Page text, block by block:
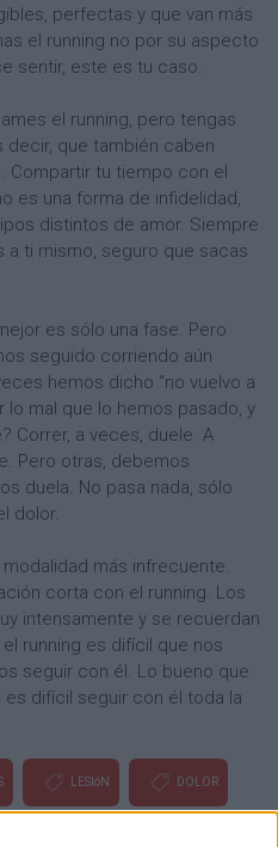
perfectas y que van más
el running no por su aspecto
sentir, este es tu caso.
el running, pero tengas
decir, que también caben
Compartir tu tiempo con el
es una forma de infidelidad,
distintos de amor. Siempre
a ti mismo, seguro que sacas
es sólo una fase. Pero
seguido corriendo aún
hemos dicho “no vuelvo a
lo mal que lo hemos pasado, y
Correr, a veces, duele. A
Pero otras, debemos
duela. No pasa nada, sólo
dolor.
modalidad más infrecuente.
corta con el running. Los
intensamente y se recuerdan
running es difícil que nos
seguir con él. Lo bueno que
difícil seguir con él toda la
LESIóN DOLOR